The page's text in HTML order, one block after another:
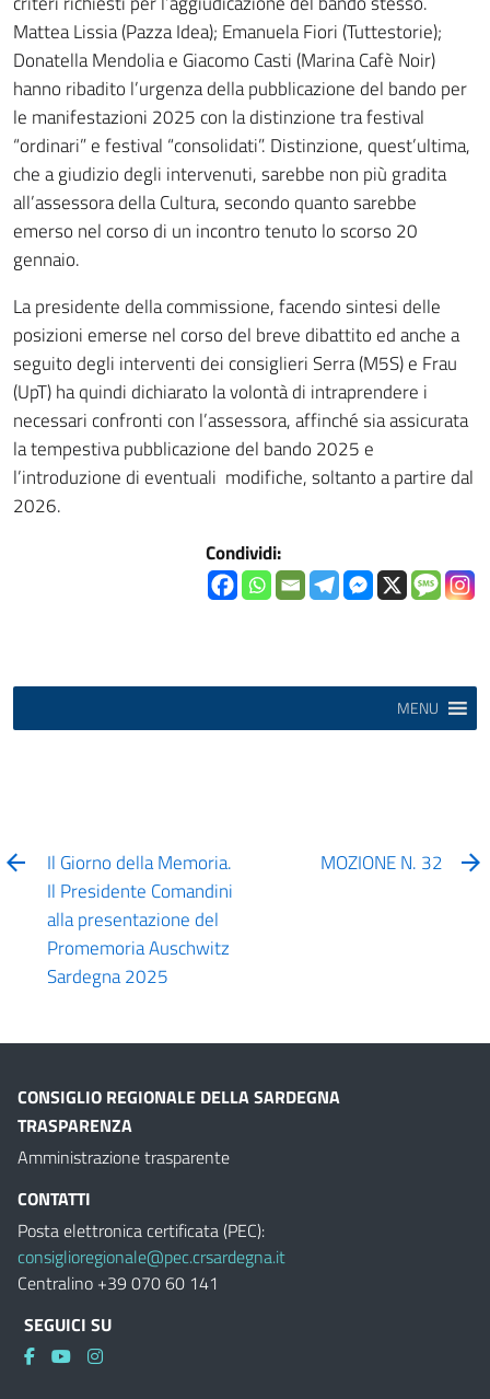
Mattea Lissia (Pazza Idea); Emanuela Fiori (Tuttestorie);
Donatella Mendolia e Giacomo Casti (Marina Cafè Noir)
hanno ribadito l’urgenza della pubblicazione del bando per
le manifestazioni 2025 con la distinzione tra festival
“ordinari” e festival “consolidati”. Distinzione, quest’ultima,
che a giudizio degli intervenuti, sarebbe non più gradita
all’assessora della Cultura, secondo quanto sarebbe
emerso nel corso di un incontro tenuto lo scorso 20
gennaio.
La presidente della commissione, facendo sintesi delle
posizioni emerse nel corso del breve dibattito ed anche a
seguito degli interventi dei consiglieri Serra (M5S) e Frau
(UpT) ha quindi dichiarato la volontà di intraprendere i
necessari confronti con l’assessora, affinché sia assicurata
la tempestiva pubblicazione del bando 2025 e
l’introduzione di eventuali modifiche, soltanto a partire dal
2026.
Condividi:
MENU
Il Giorno della Memoria.
Il Presidente Comandini
alla presentazione del
Promemoria Auschwitz
Sardegna 2025
MOZIONE N. 32
CONSIGLIO REGIONALE DELLA SARDEGNA
TRASPARENZA
Amministrazione trasparente
CONTATTI
Posta elettronica certificata (PEC):
consiglioregionale@pec.crsardegna.it
Centralino +39 070 60 141
SEGUICI SU